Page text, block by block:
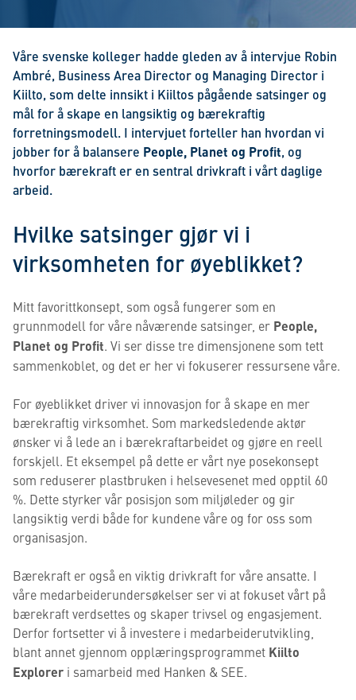
Våre svenske kolleger hadde gleden av å intervjue Robin
Ambré, Business Area Director og Managing Director i
Kiilto, som delte innsikt i Kiiltos pågående satsinger og
mål for å skape en langsiktig og bærekraftig
forretningsmodell. I intervjuet forteller han hvordan vi
jobber for å balansere People, Planet og Profit, og
hvorfor bærekraft er en sentral drivkraft i vårt daglige
arbeid.
Hvilke satsinger gjør vi i
virksomheten for øyeblikket?
Mitt favorittkonsept, som også fungerer som en
grunnmodell for våre nåværende satsinger, er People,
Planet og Profit. Vi ser disse tre dimensjonene som tett
sammenkoblet, og det er her vi fokuserer ressursene våre.
For øyeblikket driver vi innovasjon for å skape en mer
bærekraftig virksomhet. Som markedsledende aktør
ønsker vi å lede an i bærekraftarbeidet og gjøre en reell
forskjell. Et eksempel på dette er vårt nye posekonsept
som reduserer plastbruken i helsevesenet med opptil 60
%. Dette styrker vår posisjon som miljøleder og gir
langsiktig verdi både for kundene våre og for oss som
organisasjon.
Bærekraft er også en viktig drivkraft for våre ansatte. I
våre medarbeiderundersøkelser ser vi at fokuset vårt på
bærekraft verdsettes og skaper trivsel og engasjement.
Derfor fortsetter vi å investere i medarbeiderutvikling,
blant annet gjennom opplæringsprogrammet Kiilto
Explorer i samarbeid med Hanken & SEE.